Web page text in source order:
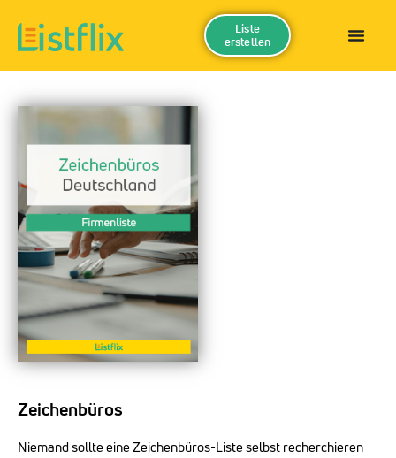
Liste
erstellen
Zeichenbüros
Niemand sollte eine Zeichenbüros-Liste selbst recherchieren